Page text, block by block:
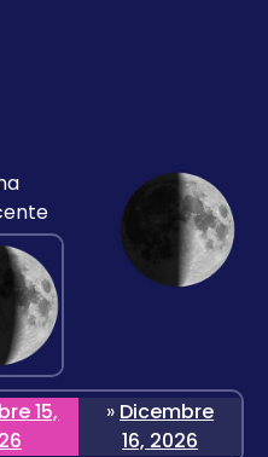
15,
» Dicembre
16, 2026